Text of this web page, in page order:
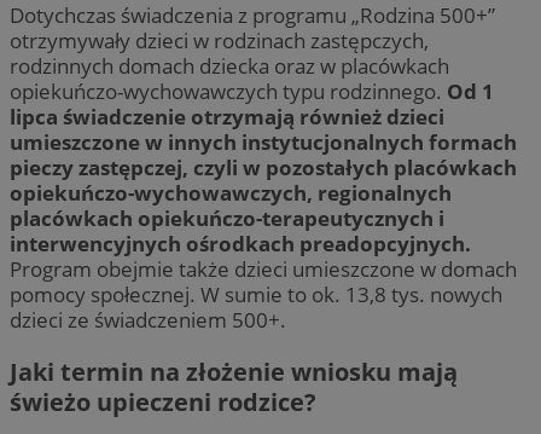
Dotychczas świadczenia z programu „Rodzina 500+”
otrzymywały dzieci w rodzinach zastępczych,
rodzinnych domach dziecka oraz w placówkach
opiekuńczo-wychowawczych typu rodzinnego. Od 1
lipca świadczenie otrzymają również dzieci
umieszczone w innych instytucjonalnych formach
pieczy zastępczej, czyli w pozostałych placówkach
opiekuńczo-wychowawczych, regionalnych
placówkach opiekuńczo-terapeutycznych i
interwencyjnych ośrodkach preadopcyjnych.
Program obejmie także dzieci umieszczone w domach
pomocy społecznej. W sumie to ok. 13,8 tys. nowych
dzieci ze świadczeniem 500+.
Jaki termin na złożenie wniosku mają
świeżo upieczeni rodzice?